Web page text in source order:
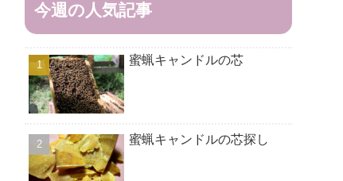
今週の人気記事
蜜蝋キャンドルの芯
蜜蝋キャンドルの芯探し